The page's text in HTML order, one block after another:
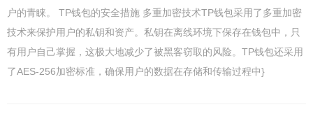
户的青睐。 TP钱包的安全措施 多重加密技术TP钱包采用了多重加密
技术来保护用户的私钥和资产。私钥在离线环境下保存在钱包中，只
有用户自己掌握，这极大地减少了被黑客窃取的风险。TP钱包还采用
了AES-256加密标准，确保用户的数据在存储和传输过程中}